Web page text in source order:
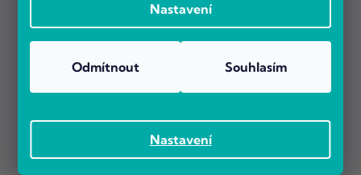
Nastavení
Nastavení
Odmítnout Souhlasím